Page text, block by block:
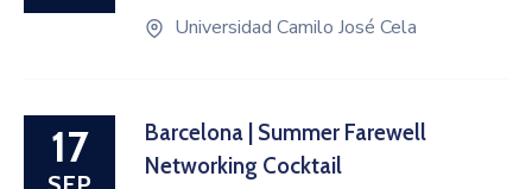
Universidad Camilo José Cela
17
Barcelona | Summer Farewell
Networking Cocktail